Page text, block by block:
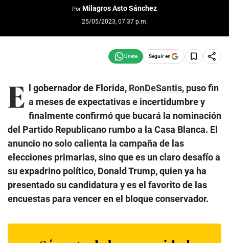
Por Milagros Asto Sánchez
25/05/2023, 07:37 p.m.
Seguir en
E l gobernador de Florida, RonDeSantis, puso fin
a meses de expectativas e incertidumbre y
finalmente confirmó que bucará la nominación
del Partido Republicano rumbo a la Casa Blanca. El
anuncio no solo calienta la campaña de las
elecciones primarias, sino que es un claro desafío a
su expadrino político, Donald Trump, quien ya ha
presentado su candidatura y es el favorito de las
encuestas para vencer en el bloque conservador.